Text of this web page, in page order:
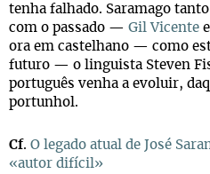
tenha falhado. Saramago
com o passado — Gil Vicente
ora em castelhano — como
futuro — o linguista Steven
português venha a evoluir,
portunhol.
Cf. O legado atual de José
«autor difícil»